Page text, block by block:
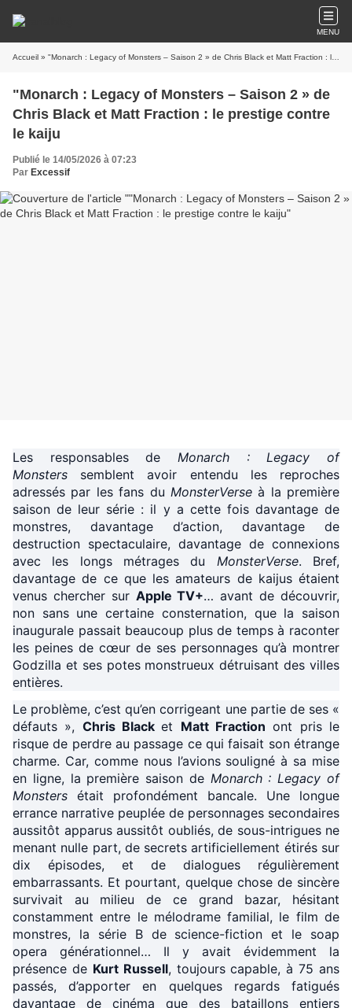
MENU
Accueil » "Monarch : Legacy of Monsters – Saison 2 » de Chris Black et Matt Fraction : le prestige contre le kaiju
"Monarch : Legacy of Monsters – Saison 2 » de
Chris Black et Matt Fraction : le prestige contre
le kaiju
Publié le 14/05/2026 à 07:23
Par Excessif
Les responsables de
Monarch : Legacy of
Monsters
semblent avoir entendu les reproches
adressés par les fans du MonsterVerse à la première
saison de leur série : il y a cette fois davantage de
monstres, davantage d’action, davantage de
destruction spectaculaire, davantage de connexions
avec les longs métrages du
MonsterVerse. Bref,
davantage de ce que les amateurs de kaijus étaient
venus chercher sur Apple TV+… avant de découvrir,
non sans une certaine consternation, que la saison
inaugurale passait beaucoup plus de temps à raconter
les peines de cœur de ses personnages qu’à montrer
Godzilla et ses potes monstrueux détruisant des villes
entières.
Le problème, c’est qu’en corrigeant une partie de ses «
défauts », Chris Black et Matt Fraction ont pris le
risque de perdre au passage ce qui faisait son étrange
charme. Car, comme nous l’avions souligné à sa mise
en ligne, la première saison de Monarch : Legacy of
Monsters était profondément bancale. Une longue
errance narrative peuplée de personnages secondaires
aussitôt apparus aussitôt oubliés, de sous-intrigues ne
menant nulle part, de secrets artificiellement étirés sur
dix épisodes, et de dialogues régulièrement
embarrassants. Et pourtant, quelque chose de sincère
survivait au milieu de ce grand bazar, hésitant
constamment entre le mélodrame familial, le film de
monstres, la série B de science-fiction et le soap
opera générationnel… Il y avait évidemment la
présence de Kurt Russell, toujours capable, à 75 ans
passés, d’apporter en quelques regards fatigués
davantage de cinéma que des bataillons entiers